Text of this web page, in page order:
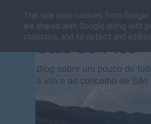
Cais do Pico
Blog sobre um pouco de
à vila e ao concelho de São
This site uses cookies from
are shared with Google along with
statistics, and to detect and